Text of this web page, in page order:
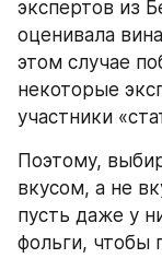
экспертов из
оценивала
этом случае
некоторые
участники
Поэтому,
вкусом, а не
пусть даже у
фольги, чтобы